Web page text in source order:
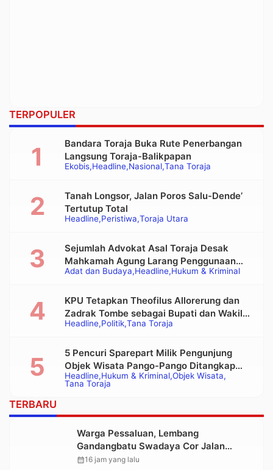
TERPOPULER
Ekobis Headline Nasional Tana Toraja
Bandara Toraja Buka Rute Penerbangan
Langsung Toraja-Balikpapan
Headline Peristiwa Toraja Utara
Tanah Longsor, Jalan Poros Salu-Dende’
Tertutup Total
Adat dan Budaya Headline Hukum & Kriminal
Sejumlah Advokat Asal Toraja Desak
Mahkamah Agung Larang Penggunaan
Alat Berat pada Eksekusi Rumah Adat
Headline Politik Tana Toraja
KPU Tetapkan Theofilus Allorerung dan
Zadrak Tombe sebagai Bupati dan Wakil
Bupati Tana Toraja Terpilih
Headline Hukum & Kriminal Objek Wisata
Tana Toraja
5 Pencuri Sparepart Milik Pengunjung
Objek Wisata Pango-Pango Ditangkap
Polisi
TERBARU
Warga Pessaluan, Lembang
Gandangbatu Swadaya Cor Jalan
Kabupaten
calendar_month16 jam yang lalu